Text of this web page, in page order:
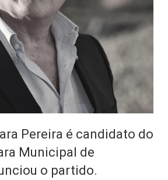
Pereira é candidato do
Municipal de
o partido.